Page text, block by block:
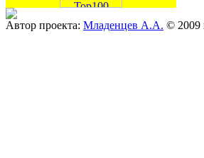
Автор проекта: Младенцев А.А. © 2009